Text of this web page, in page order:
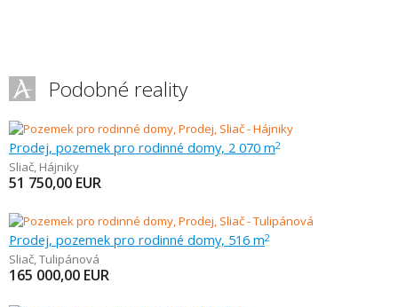
Podobné reality
Prodej, pozemek pro rodinné domy, 2 070 m2
Sliač, Hájniky
51 750,00 EUR
Prodej, pozemek pro rodinné domy, 516 m2
Sliač,Tulipánová
165 000,00 EUR